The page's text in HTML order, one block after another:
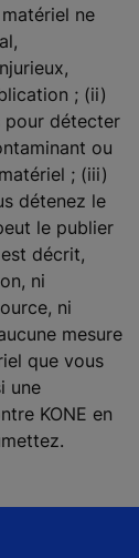
ne
; (ii)
pour détecter
ou
; (iii)
détenez le
le publier
décrit,
ni
ni
mesure
que vous
une
KONE en